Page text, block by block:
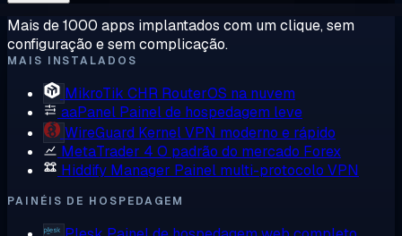
Mais de 1000 apps implantados com um clique, sem
configuração e sem complicação.
MAIS INSTALADOS
MikroTik CHR RouterOS na nuvem
aaPanel Painel de hospedagem leve
WireGuard Kernel VPN moderno e rápido
MetaTrader 4 O padrão do mercado Forex
Hiddify Manager Painel multi-protocolo VPN
PAINÉIS DE HOSPEDAGEM